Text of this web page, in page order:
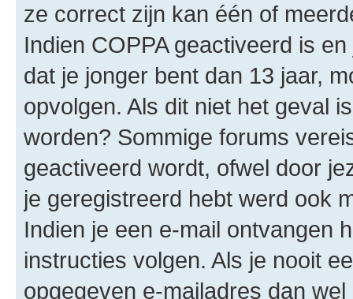
ze correct zijn kan één of
Indien COPPA geactiveerd is
dat je jonger bent dan 13 jaar,
opvolgen. Als dit niet het geval
worden? Sommige forums
geactiveerd wordt, ofwel door
je geregistreerd hebt werd ook
Indien je een e-mail ontvangen
instructies volgen. Als je nooit
opgegeven e-mailadres dan